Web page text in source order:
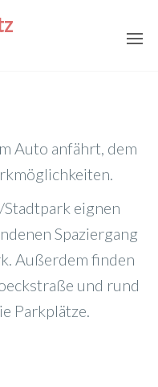
Auto anfährt, dem
eignen
Spaziergang
Außerdem finden
und rund
Parkplätze.